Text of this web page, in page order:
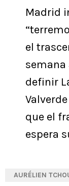
Madrid
el
semana
definir
que el
espera
AURÉLIEN